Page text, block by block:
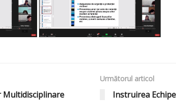
Multidisciplinare
Următorul articol
Instruirea